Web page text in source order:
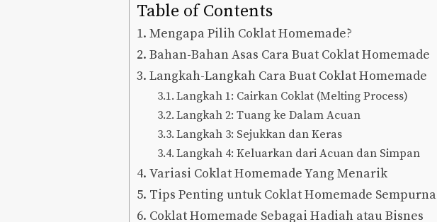
Table of Contents
Mengapa Pilih Coklat Homemade?
Bahan-Bahan Asas Cara Buat Coklat Homemade
Langkah-Langkah Cara Buat Coklat Homemade
Langkah 1: Cairkan Coklat (Melting Process)
Langkah 2: Tuang ke Dalam Acuan
Langkah 3: Sejukkan dan Keras
Langkah 4: Keluarkan dari Acuan dan Simpan
Variasi Coklat Homemade Yang Menarik
Tips Penting untuk Coklat Homemade Sempurna
Coklat Homemade Sebagai Hadiah atau Bisnes